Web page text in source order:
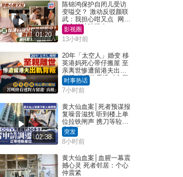
01:20
陈锦鸿保护自闭儿受访
变嗌交？ 激动反驳颜联
武：我担心咁又点 网民
批主持咄咄逼人
影视圈
13小时前
20年「太空人」婚变 移
英港妈死心带仔搬屋 至
亲离世惨遭留港夫出轨
背叛 苦叹终看透对方留
港「真相」｜Juicy叮
时事热话
7小时前
02:38
黄大仙血案│死者预谋报
复噪音滋扰 听到楼上单
位拉铁闸声 携刀等䢂伏
击伤者
突发
8小时前
黄大仙血案│血腥一幕震
撼心灵 死者邻居：个心
仲震紧